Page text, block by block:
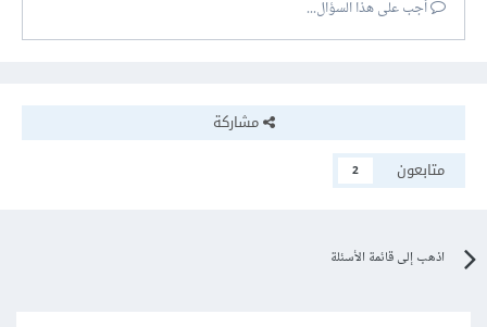
أجب على هذا السؤال...
مشاركة
متابعون
2
اذهب إلى قائمة الأسئلة